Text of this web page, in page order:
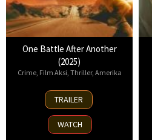
One Battle After Another
(2025)
Crime, Film Aksi Thriller, Amerika
23
Sep
2025
TRAILER
WATCH